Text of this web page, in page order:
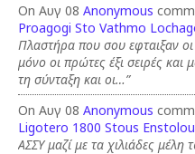
On Αυγ 08 Anonymous
Proagogi Sto Vathmo
Πλαστήρα που σου εφταιξαν
μόνο οι πρώτες έξι σειρές και
τη σύνταξη και οι…”
On Αυγ 08 Anonymous
Ligotero 1800 Stous
ΑΣΣΥ μαζί με τα χιλιάδες